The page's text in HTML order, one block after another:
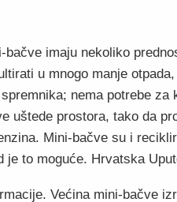
imaju nekoliko
u mnogo manje
nema potrebe za
uštede prostora, tako da
Mini-bačve su i
to moguće. Hrvatska
Većina mini-bačve